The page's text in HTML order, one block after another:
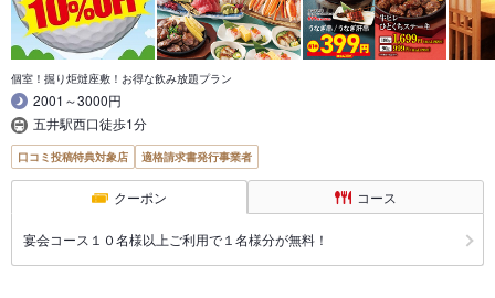
個室！掘り炬燵座敷！お得な飲み放題プラン
2001～3000円
五井駅西口徒歩1分
口コミ投稿特典対象店 適格請求書発行事業者
クーポン コース
宴会コース１０名様以上ご利用で１名様分が無料！